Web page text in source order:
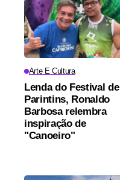
Arte E Cultura
Lenda do Festival de
Parintins, Ronaldo
Barbosa relembra
inspiração de
"Canoeiro"